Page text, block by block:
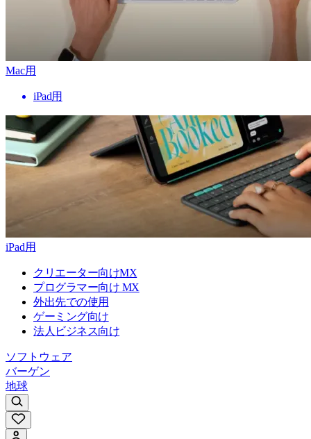
Mac用
iPad用
iPad用
クリエーター向けMX
プログラマー向け MX
外出先での使用
ゲーミング向け
法人ビジネス向け
ソフトウェア
バーゲン
地球